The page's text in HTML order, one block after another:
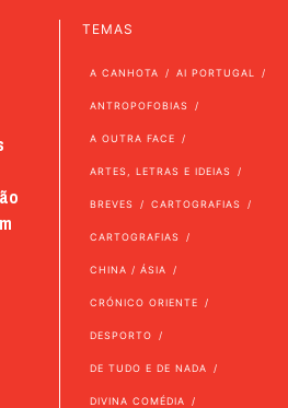
TEMAS
A CANHOTA AI PORTUGAL
ANTROPOFOBIAS
A OUTRA FACE
ARTES, LETRAS E IDEIAS
BREVES CARTOGRAFIAS
CARTOGRAFIAS
CHINA / ÁSIA
CRÓNICO ORIENTE
DESPORTO
DE TUDO E DE NADA
DIVINA COMÉDIA